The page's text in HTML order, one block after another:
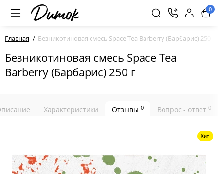
0
Главная Безникотиновая смесь Space Tea Barberry (Барбарис) 250 г
Безникотиновая смесь Space Tea
Barberry (Барбарис) 250 г
Характеристики Отзывы 0 Вопрос - ответ 0
Хит